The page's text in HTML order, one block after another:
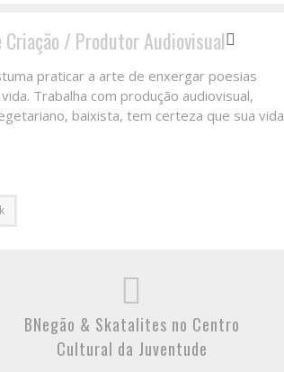
/ Produtor Audiovisual
praticar a arte de enxergar poesias
Trabalha com produção audiovisual,
baixista, tem certeza que sua vida
BNegão & Skatalites no Centro
Cultural da Juventude